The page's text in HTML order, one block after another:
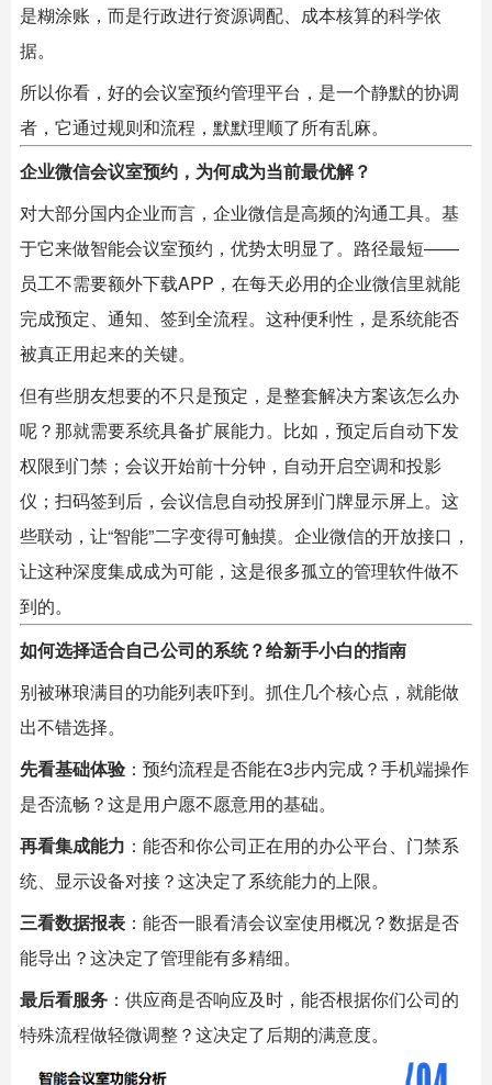
是糊涂账，而是行政进行资源调配、成本核算的科学依
据。
所以你看，好的会议室预约管理平台，是一个静默的协调
者，它通过规则和流程，默默理顺了所有乱麻。
企业微信会议室预约，为何成为当前最优解？
对大部分国内企业而言，企业微信是高频的沟通工具。基
于它来做智能会议室预约，优势太明显了。路径最短——
员工不需要额外下载APP，在每天必用的企业微信里就能
完成预定、通知、签到全流程。这种便利性，是系统能否
被真正用起来的关键。
但有些朋友想要的不只是预定，是整套解决方案该怎么办
呢？那就需要系统具备扩展能力。比如，预定后自动下发
权限到门禁；会议开始前十分钟，自动开启空调和投影
仪；扫码签到后，会议信息自动投屏到门牌显示屏上。这
些联动，让“智能”二字变得可触摸。企业微信的开放接口，
让这种深度集成成为可能，这是很多孤立的管理软件做不
到的。
如何选择适合自己公司的系统？给新手小白的指南
别被琳琅满目的功能列表吓到。抓住几个核心点，就能做
出不错选择。
先看基础体验 ：预约流程是否能在3步内完成？手机端操作
是否流畅？这是用户愿不愿意用的基础。
再看集成能力 ：能否和你公司正在用的办公平台、门禁系
统、显示设备对接？这决定了系统能力的上限。
三看数据报表 ：能否一眼看清会议室使用概况？数据是否
能导出？这决定了管理能有多精细。
最后看服务 ：供应商是否响应及时，能否根据你们公司的
特殊流程做轻微调整？这决定了后期的满意度。